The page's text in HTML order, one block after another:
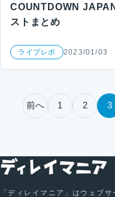
COUNTDOWN
ストまとめ
ライブレポ 2023/01/03
投稿のページ送り
前へ 1 2 3
「ディレイマニア」はウェブ